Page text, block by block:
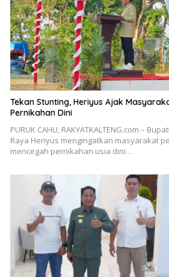
Tekan Stunting, Heriyus Ajak
Pernikahan Dini
PURUK CAHU, RAKYATKALTENG.com –
Raya Heriyus mengingatkan masyarakat
mencegah pernikahan usia dini…